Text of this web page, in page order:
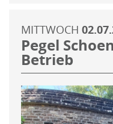
MITTWOCH
Pegel
Betrieb